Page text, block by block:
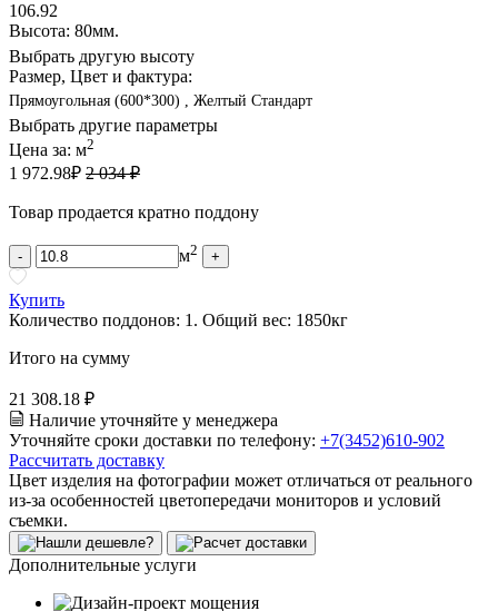
106.92
Высота: 80мм.
Выбрать другую высоту
Размер, Цвет и фактура:
Прямоугольная (600*300) , Желтый Стандарт
Выбрать другие параметры
Цена за: м2
1 972.98₽ 2 034 ₽
Товар продается кратно поддону
- м2 +
Купить
Количество поддонов: 1 . Общий вес: 1850кг
Итого на сумму
21 308.18 ₽
Наличие уточняйте у менеджера
Уточняйте сроки доставки по телефону: +7(3452)610-902
Рассчитать доставку
Цвет изделия на фотографии может отличаться от реального
из-за особенностей цветопередачи мониторов и условий
съемки.
Дополнительные услуги